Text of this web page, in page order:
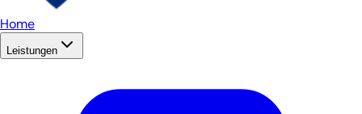
Home
Leistungen